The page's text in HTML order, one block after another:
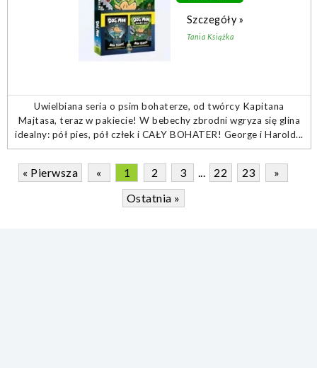
Szczegóły »
Tania Książka
Uwielbiana seria o psim bohaterze, od twórcy Kapitana
Majtasa, teraz w pakiecie! W bebechy zbrodni wgryza się glina
idealny: pół pies, pół człek i CAŁY BOHATER! George i Harold...
« Pierwsza « 1 2 3 ... 22 23
»
Ostatnia »